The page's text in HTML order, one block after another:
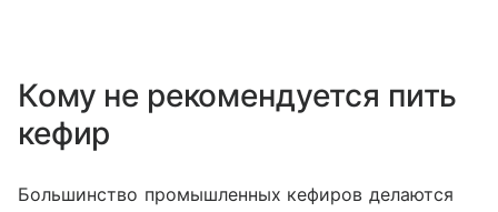
Кому не рекомендуется пить
кефир
Большинство промышленных кефиров делаются